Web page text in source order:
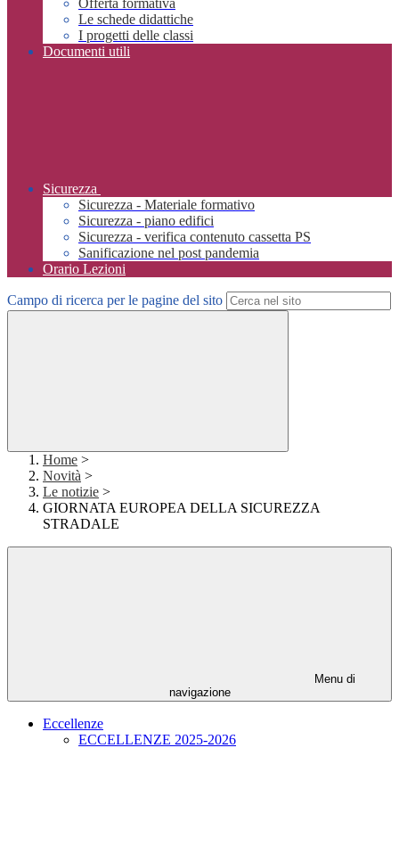
Offerta formativa
Le schede didattiche
I progetti delle classi
Documenti utili
Sicurezza
Sicurezza - Materiale formativo
Sicurezza - piano edifici
Sicurezza - verifica contenuto cassetta PS
Sanificazione nel post pandemia
Orario Lezioni
Campo di ricerca per le pagine del sito
Home >
Novità >
Le notizie >
GIORNATA EUROPEA DELLA SICUREZZA
STRADALE
Menu di
navigazione
Eccellenze
ECCELLENZE 2025-2026